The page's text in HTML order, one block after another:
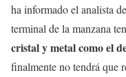
ha informado el analista
terminal de la manzana
cristal y metal como el
finalmente no tendrá que